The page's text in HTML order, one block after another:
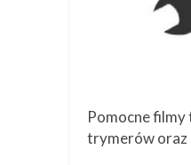
Pomocne
trymerów oraz